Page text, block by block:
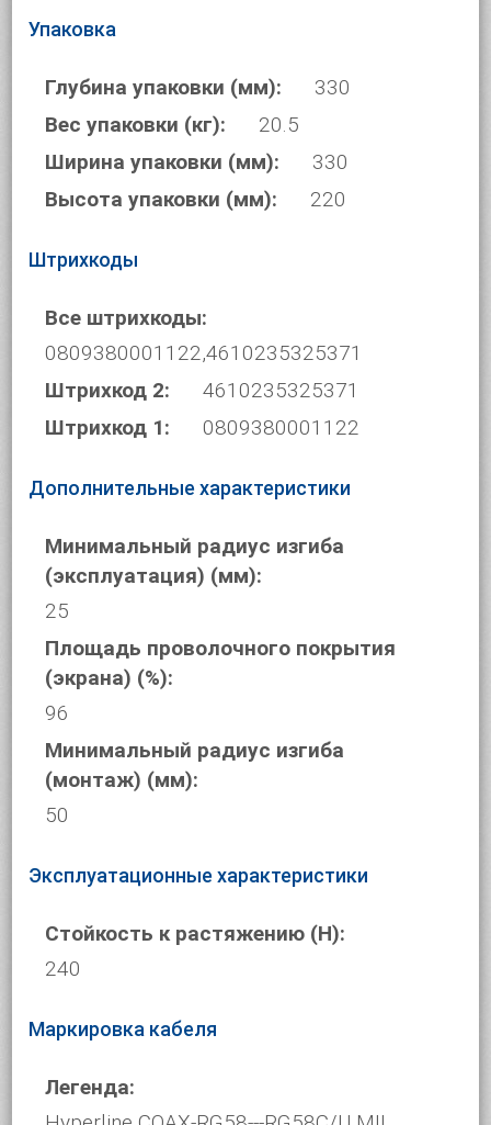
Упаковка
Глубина упаковки (мм):
330
Вес упаковки (кг):
20.5
Ширина упаковки (мм):
330
Высота упаковки (мм):
220
Штрихкоды
Все штрихкоды:
0809380001122,4610235325371
Штрихкод 2:
4610235325371
Штрихкод 1:
0809380001122
Дополнительные характеристики
Минимальный радиус изгиба
(эксплуатация) (мм):
25
Площадь проволочного покрытия
(экрана) (%):
96
Минимальный радиус изгиба
(монтаж) (мм):
50
Эксплуатационные характеристики
Стойкость к растяжению (Н):
240
Маркировка кабеля
Легенда: